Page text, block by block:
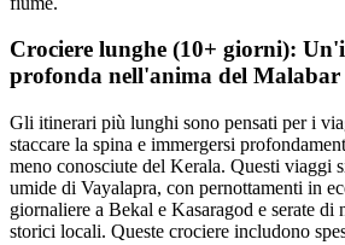
Crociere lunghe (10+ giorni):
profonda nell'anima del Malabar
Gli itinerari più lunghi sono pensati per i
staccare la spina e immergersi
meno conosciute del Kerala. Questi viaggi
umide di Vayalapra, con pernottamenti in
giornaliere a Bekal e Kasaragod e serate di
storici locali. Queste crociere includono